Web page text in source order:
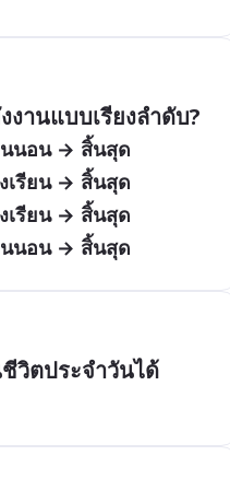
านแบบเรียงลำดับ?
นนอน → สิ้นสุด
เรียน → สิ้นสุด
เรียน → สิ้นสุด
นนอน → สิ้นสุด
วิตประจำวันได้